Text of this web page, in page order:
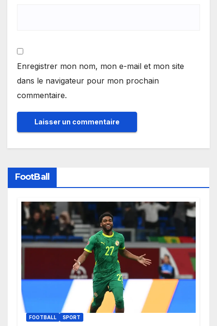
Enregistrer mon nom, mon e-mail et mon site
dans le navigateur pour mon prochain
commentaire.
FootBall
FOOTBALL SPORT